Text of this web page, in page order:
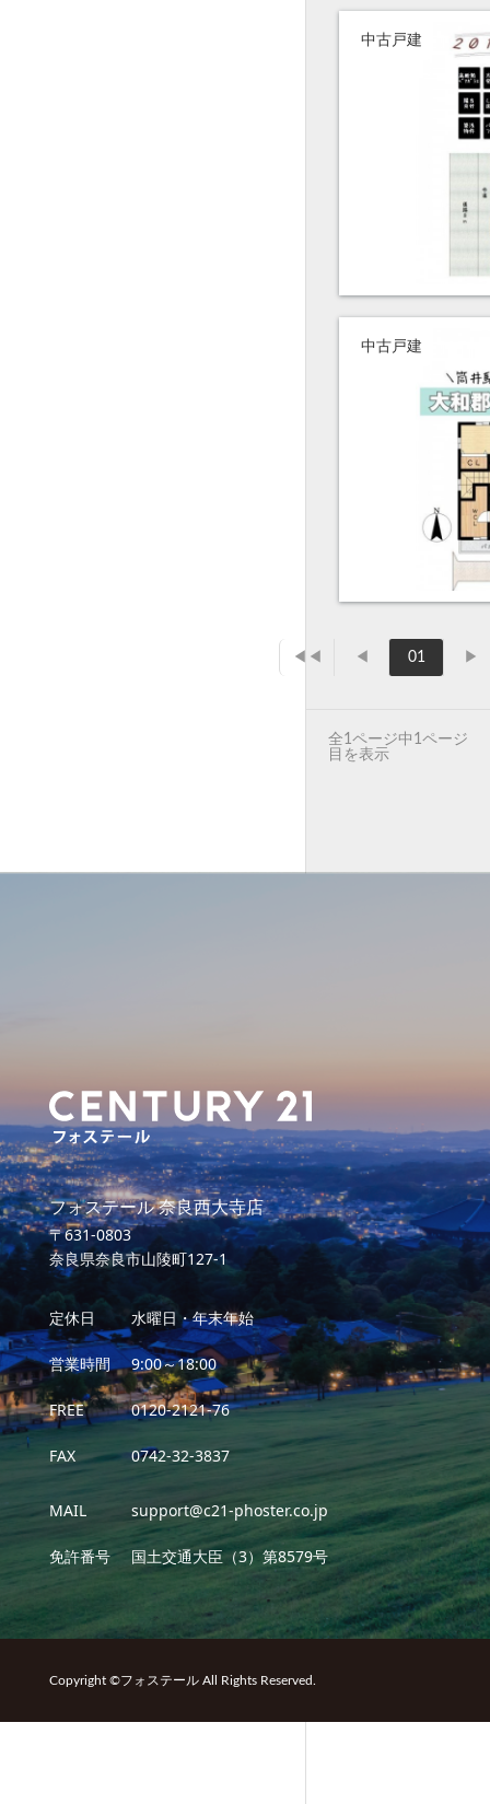
中古戸建
中古戸建
◀◀ ◀ 01 ▶
全1ページ中1ページ
目を表示
フォステール 奈良西大寺店
〒631-0803
奈良県奈良市山陵町127-1
定休日 水曜日・年末年始
営業時間 9:00～18:00
FREE 0120-2121-76
FAX 0742-32-3837
MAIL support@c21-phoster.co.jp
免許番号 国土交通大臣（3）第8579号
Copyright ©フォステール All Rights Reserved.